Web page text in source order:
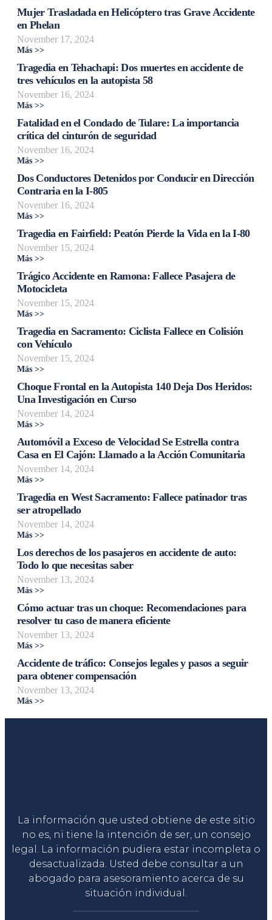
Mujer Trasladada en Helicóptero tras Grave Accidente
en Phelan
November 17, 2024
Más >>
Tragedia en Tehachapi: Dos muertes en accidente de
tres vehículos en la autopista 58
November 16, 2024
Más >>
Fatalidad en el Condado de Tulare: La importancia
crítica del cinturón de seguridad
November 16, 2024
Más >>
Dos Conductores Detenidos por Conducir en Dirección
Contraria en la I-805
November 16, 2024
Más >>
Tragedia en Fairfield: Peatón Pierde la Vida en la I-80
November 15, 2024
Más >>
Trágico Accidente en Ramona: Fallece Pasajera de
Motocicleta
November 15, 2024
Más >>
Tragedia en Sacramento: Ciclista Fallece en Colisión
con Vehículo
November 15, 2024
Más >>
Choque Frontal en la Autopista 140 Deja Dos Heridos:
Una Investigación en Curso
November 14, 2024
Más >>
Automóvil a Exceso de Velocidad Se Estrella contra
Casa en El Cajón: Llamado a la Acción Comunitaria
November 14, 2024
Más >>
Tragedia en West Sacramento: Fallece patinador tras
ser atropellado
November 14, 2024
Más >>
Los derechos de los pasajeros en accidente de auto:
Todo lo que necesitas saber
November 13, 2024
Más >>
Cómo actuar tras un choque: Recomendaciones para
resolver tu caso de manera eficiente
November 13, 2024
Más >>
Accidente de tráfico: Consejos legales y pasos a seguir
para obtener compensación
November 13, 2024
Más >>
La información que usted obtiene de este sitio
no es, ni tiene la intención de ser, un consejo
legal. La información pudiera estar incompleta o
desactualizada. Usted debe consultar a un
abogado para asesoramiento acerca de su
situación individual.